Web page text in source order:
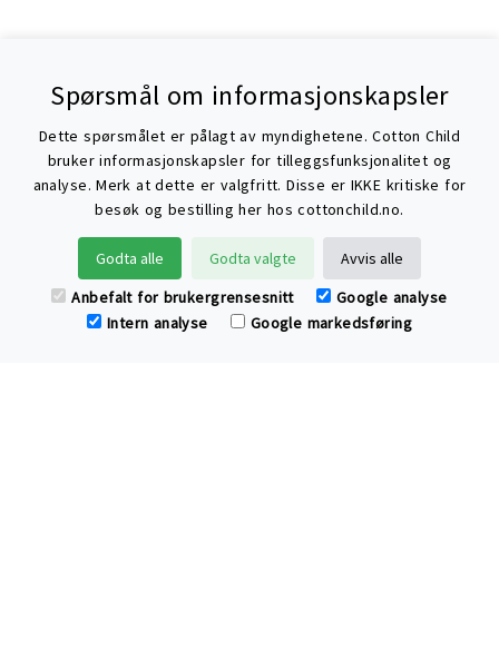
Spørsmål om informasjonskapsler
Dette spørsmålet er pålagt av myndighetene. Cotton Child
bruker informasjonskapsler for tilleggsfunksjonalitet og
analyse. Merk at dette er valgfritt. Disse er IKKE kritiske for
besøk og bestilling her hos cottonchild.no.
Godta alle Godta valgte
Avvis alle
Anbefalt for brukergrensesnitt
Google analyse
Intern analyse
Google markedsføring
Søke